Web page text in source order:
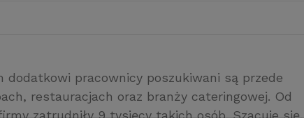
dodatkowi pracownicy poszukiwani są przede
restauracjach oraz branży cateringowej. Od
zatrudniły 9 tysięcy takich osób. Szacuje się,